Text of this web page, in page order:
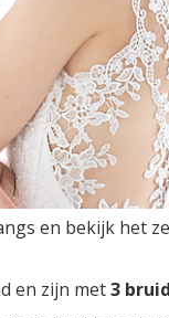
van Nederland
en bekijk het
en zijn met3